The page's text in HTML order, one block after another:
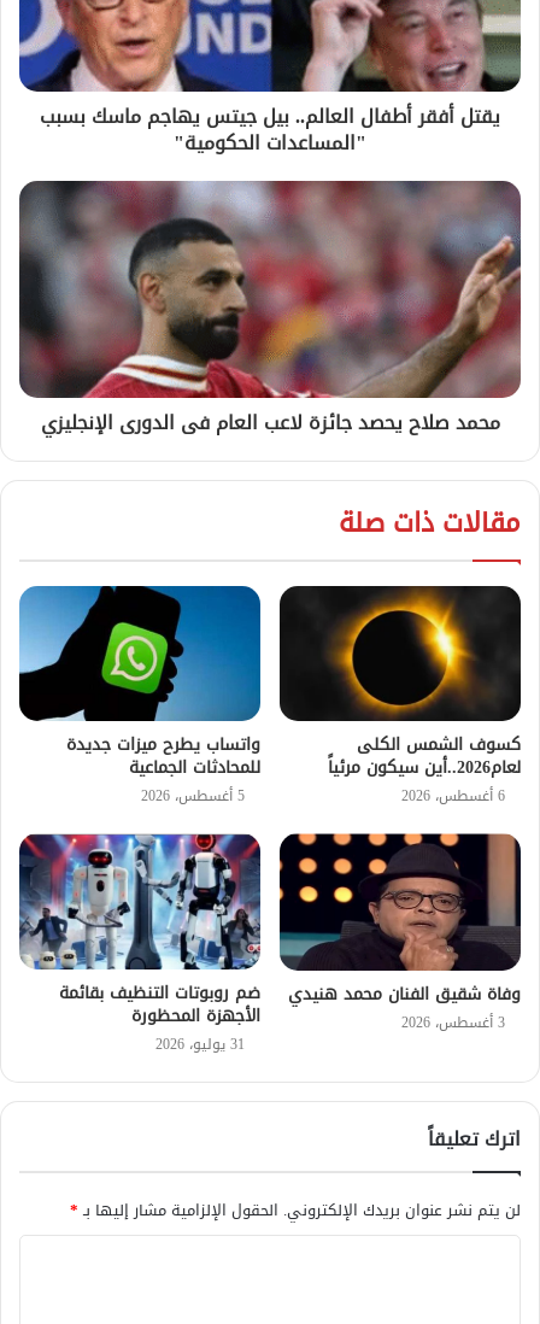
يقتل أفقر أطفال العالم.. بيل جيتس يهاجم ماسك بسبب
"المساعدات الحكومية"
محمد صلاح يحصد جائزة لاعب العام فى الدورى الإنجليزي
مقالات ذات صلة
كسوف الشمس الكلى
لعام2026..أين سيكون مرئياً
6 أغسطس، 2026
واتساب يطرح ميزات جديدة
للمحادثات الجماعية
5 أغسطس، 2026
وفاة شقيق الفنان محمد هنيدي
3 أغسطس، 2026
ضم روبوتات التنظيف بقائمة
الأجهزة المحظورة
31 يوليو، 2026
اترك تعليقاً
لن يتم نشر عنوان بريدك الإلكتروني. الحقول الإلزامية مشار إليها بـ*